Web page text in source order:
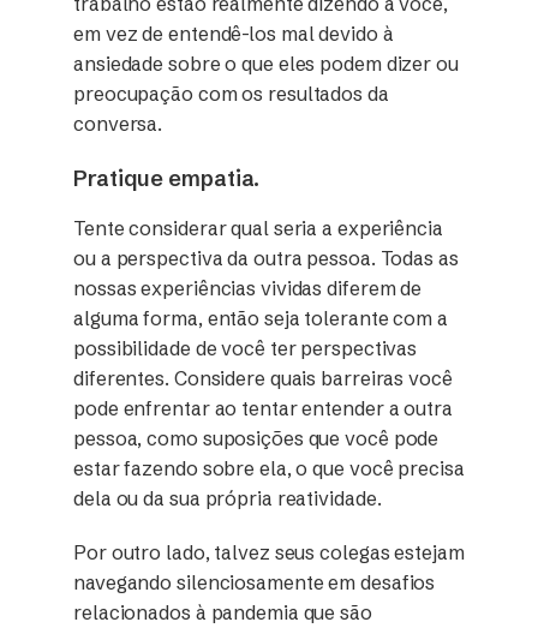
em vez de entendê-los mal devido à
ansiedade sobre o que eles podem dizer ou
preocupação com os resultados da
conversa.
Pratique empatia.
Tente considerar qual seria a experiência
ou a perspectiva da outra pessoa. Todas as
nossas experiências vividas diferem de
alguma forma, então seja tolerante com a
possibilidade de você ter perspectivas
diferentes. Considere quais barreiras você
pode enfrentar ao tentar entender a outra
pessoa, como suposições que você pode
estar fazendo sobre ela, o que você precisa
dela ou da sua própria reatividade.
Por outro lado, talvez seus colegas estejam
navegando silenciosamente em desafios
relacionados à pandemia que são